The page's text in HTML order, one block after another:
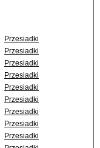
Przesiadki
Przesiadki
Przesiadki
Przesiadki
Przesiadki
Przesiadki
Przesiadki
Przesiadki
Przesiadki